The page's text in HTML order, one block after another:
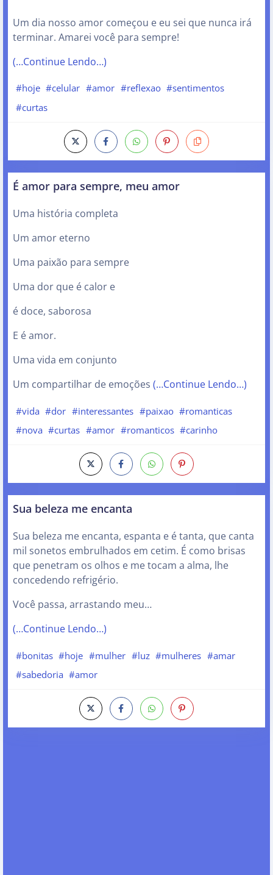
Um dia nosso amor começou e eu sei que nunca irá
terminar. Amarei você para sempre!
(…Continue Lendo…)
#hoje #celular #amor #reflexao #sentimentos
#curtas
É amor para sempre, meu amor
Uma história completa
Um amor eterno
Uma paixão para sempre
Uma dor que é calor e
é doce, saborosa
E é amor.
Uma vida em conjunto
Um compartilhar de emoções (…Continue Lendo…)
#vida #dor #interessantes #paixao #romanticas
#nova #curtas #amor #romanticos #carinho
Sua beleza me encanta
Sua beleza me encanta, espanta e é tanta, que canta
mil sonetos embrulhados em cetim. É como brisas
que penetram os olhos e me tocam a alma, lhe
concedendo refrigério.
Você passa, arrastando meu…
(…Continue Lendo…)
#bonitas #hoje #mulher #luz #mulheres #amar
#sabedoria #amor